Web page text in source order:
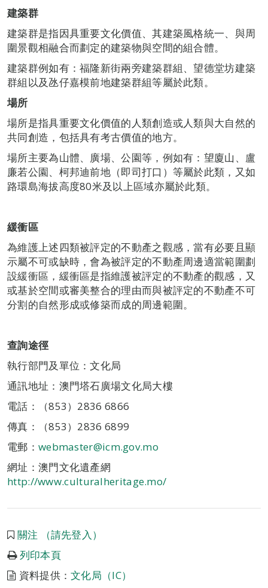
建築群
建築群是指因具重要文化價值、其建築風格統一、與周
圍景觀相融合而劃定的建築物與空間的組合體。
建築群例如有：福隆新街兩旁建築群組、望德堂坊建築
群組以及氹仔嘉模前地建築群組等屬於此類。
場所
場所是指具重要文化價值的人類創造或人類與大自然的
共同創造，包括具有考古價值的地方。
場所主要為山體、廣場、公園等，例如有：望廈山、盧
廉若公園、柯邦迪前地（即司打口）等屬於此類，又如
路環島海拔高度80米及以上區域亦屬於此類。
緩衝區
為維護上述四類被評定的不動產之觀感，當有必要且顯
示屬不可或缺時，會為被評定的不動產周邊適當範圍劃
設緩衝區，緩衝區是指維護被評定的不動產的觀感，又
或基於空間或審美整合的理由而與被評定的不動產不可
分割的自然形成或修築而成的周邊範圍。
查詢途徑
執行部門及單位：文化局
通訊地址：澳門塔石廣場文化局大樓
電話：（853）2836 6866
傳真：（853）2836 6899
電郵： webmaster@icm.gov.mo
網址：澳門文化遺產網
http://www.culturalheritage.mo/
關注 （請先登入）
列印本頁
資料提供：文化局（IC）